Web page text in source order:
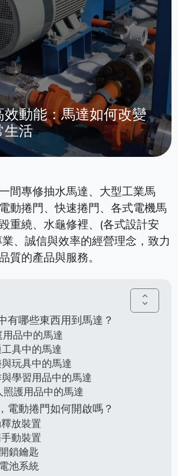
動能：馬達如何改變
生活
間專修抽水馬達、大型工業馬
動捲門、快速捲門、各式電機馬
重繞、水龜修裡、(各式設計安
、誠信與效率的經營理念，致力
質的產品與服務。
unfold_more
有哪些東西用到馬達？
用品中的馬達
具中的馬達
玩具中的馬達
學習用品中的馬達
照護用品中的馬達
電動捲門如何開啟嗎？
放裝置
動裝置
鎖鑰匙
池系統